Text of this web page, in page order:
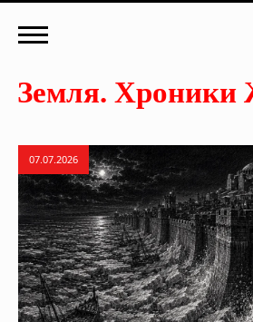
07.07.2026